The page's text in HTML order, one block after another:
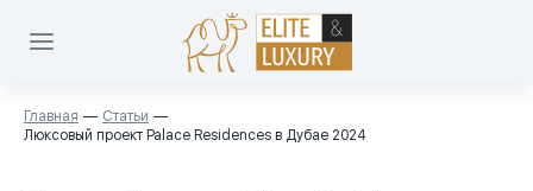
Главная
Статьи
Люксовый проект Palace Residences в Дубае 2024